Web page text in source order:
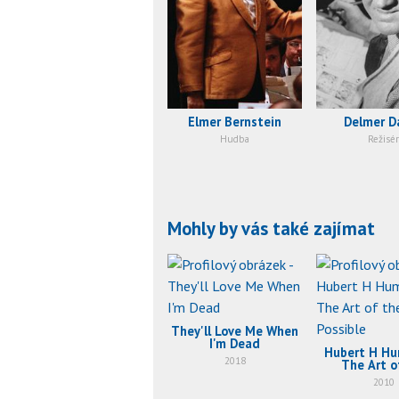
Elmer Bernstein
Hudba
Delmer
Režisér
Mohly by vás také zajímat
They'll Love Me When
I'm Dead
2018 Hubert H
The Art
Possible
2010